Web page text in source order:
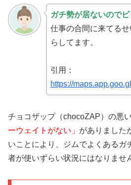
ガチ勢が居ないのでビ
仕事の合間に来てる
らしてます。
引用：
https://
チョコザップ（chocoZAP）の悪
ーウェイトがない」 がありました
いことにより、ジムでよくある ガ
者が使いずらい状況にはなりませ